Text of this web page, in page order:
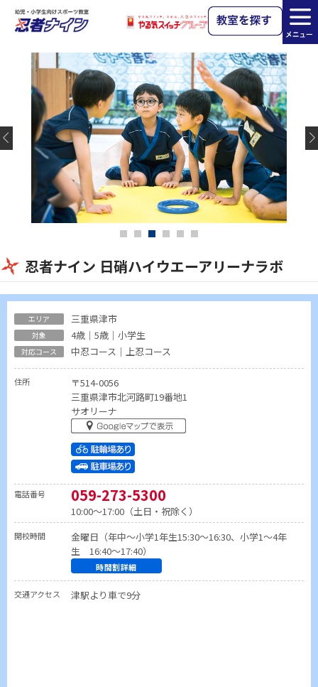
忍者ナイン 日硝ハイウエーアリーナラボ
三重県津市
4歳｜5歳｜小学生
中忍コース｜上忍コース
住所
〒514-0056
三重県津市北河路町19番地1
サオリーナ
電話番号 059-273-5300
10:00～17:00（土日・祝除く）
開校時間
金曜日（年中〜小学1年生15:30〜16:30、小学1〜4年
生 16:40〜17:40）
時間割詳細
交通アクセス 津駅より車で9分